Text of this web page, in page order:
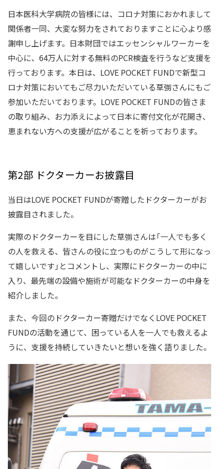
日本医科大学病院の皆様には、コロナ対策におかれまして
関係者一同、大変な努力をされておりますことに心より感
謝申し上げます。日本財団ではエッセンシャルワーカーを
中心に、64万人に対する無料のPCR検査を行うなど支援を
行っております。本日は、LOVE POCKET FUNDで新型コ
ロナ対策においてもご尽力いただいている草彅さんにもご
参加いただいております。LOVE POCKET FUNDの皆さま
の取り組み、お力添えによって日本に寄付文化が花開き、
恵まれない方への支援が広がることを祈っております。
第2部 ドクターカーお披露目
当日はLOVE POCKET FUNDが寄贈したドクターカーがお
披露目されました。
実際のドクターカーを目にした草彅さんは「一人でも多く
の人を救える、皆さんの役に立つものがこうして形になっ
て嬉しいです」とコメントし、実際にドクターカーの中に
入り、最先端の設備や施術が可能なドクターカーの中身を
紹介しました。
また、今回のドクターカー寄贈だけでなくLOVE POCKET
FUNDの活動を通じて、困っている人を一人でも救えるよ
うに、支援を持続していきたいと想いを強く語りました。